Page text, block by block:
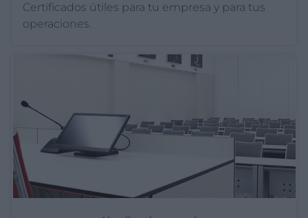
Certificados útiles para tu empresa y para tus
operaciones.